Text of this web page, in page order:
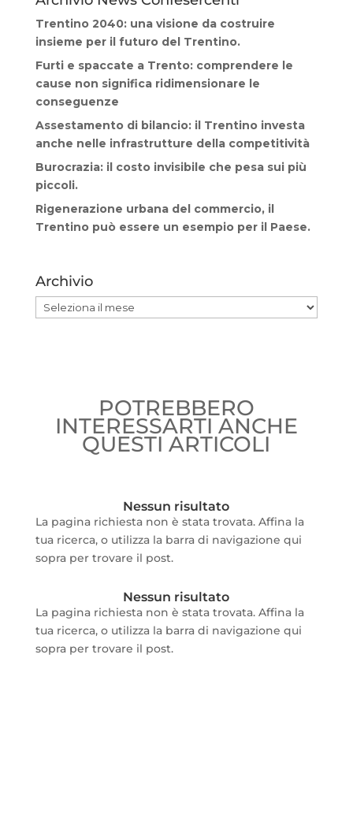
Trentino 2040: una visione da costruire
insieme per il futuro del Trentino.
Furti e spaccate a Trento: comprendere le
cause non significa ridimensionare le
conseguenze
Assestamento di bilancio: il Trentino investa
anche nelle infrastrutture della competitività
Burocrazia: il costo invisibile che pesa sui più
piccoli.
Rigenerazione urbana del commercio, il
Trentino può essere un esempio per il Paese.
Archivio
Archivio
POTREBBERO
INTERESSARTI ANCHE
QUESTI ARTICOLI
Nessun risultato
La pagina richiesta non è stata trovata. Affina la
tua ricerca, o utilizza la barra di navigazione qui
sopra per trovare il post.
Nessun risultato
La pagina richiesta non è stata trovata. Affina la
tua ricerca, o utilizza la barra di navigazione qui
sopra per trovare il post.